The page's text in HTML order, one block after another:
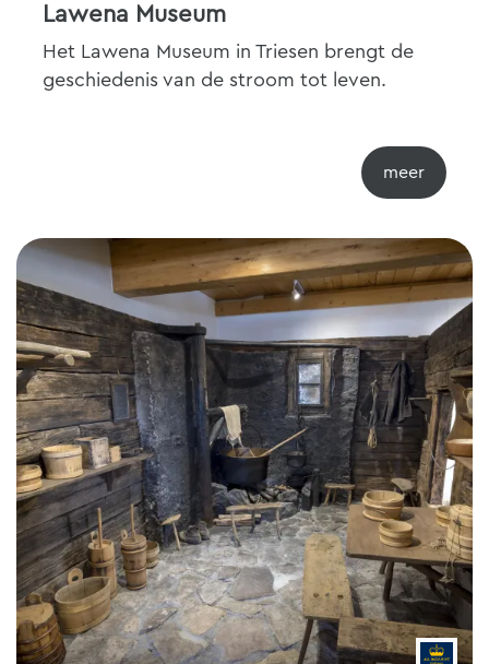
Lawena Museum
Het Lawena Museum in Triesen brengt de
geschiedenis van de stroom tot leven.